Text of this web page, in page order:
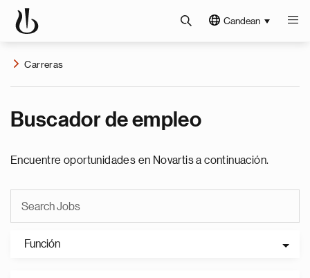
Candean
Carreras
Buscador de empleo
Encuentre oportunidades en Novartis a continuación.
Función